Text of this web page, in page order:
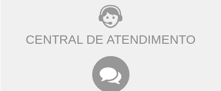
CENTRAL DE ATENDIMENTO